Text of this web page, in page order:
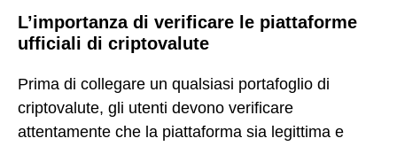
L’importanza di verificare le piattaforme
ufficiali di criptovalute
Prima di collegare un qualsiasi portafoglio di
criptovalute, gli utenti devono verificare
attentamente che la piattaforma sia legittima e